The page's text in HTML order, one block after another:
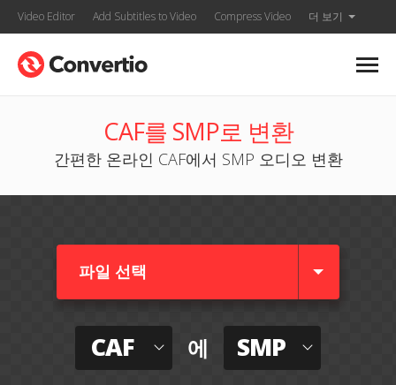
Video Editor Add Subtitles to Video Compress Video 더 보기
CAF를 SMP로 변환
간편한 온라인 CAF에서 SMP 오디오 변환
파일 선택
CAF 에 SMP